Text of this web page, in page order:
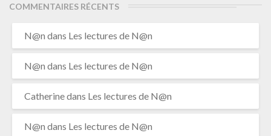
COMMENTAIRES RÉCENTS
N@n dans Les lectures de N@n
N@n dans Les lectures de N@n
Catherinedans Les lectures de N@n
N@n dans Les lectures de N@n